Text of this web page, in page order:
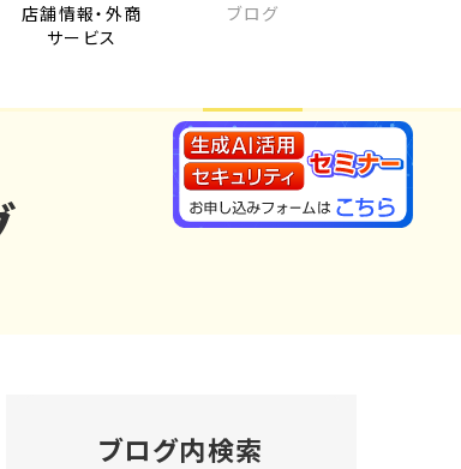
店舗情報・外商
サービス
ブログ
ブログ内検索